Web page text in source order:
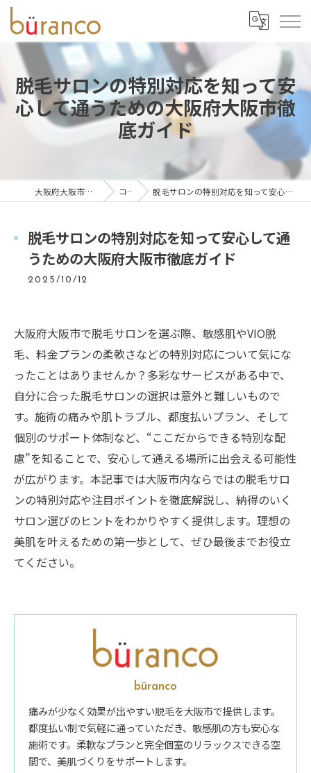
脱毛サロンの特別対応を知って安
心して通うための大阪府大阪市徹
底ガイド
大阪府大阪市の脱毛ならbüranco コラム 脱毛サロンの特別対応を知って安心して通うための大阪府大阪市徹底ガイド
脱毛サロンの特別対応を知って安心して通
うための大阪府大阪市徹底ガイド
2025/10/12
大阪府大阪市で脱毛サロンを選ぶ際、敏感肌やVIO脱
毛、料金プランの柔軟さなどの特別対応について気にな
ったことはありませんか？多彩なサービスがある中で、
自分に合った脱毛サロンの選択は意外と難しいもので
す。施術の痛みや肌トラブル、都度払いプラン、そして
個別のサポート体制など、“ここだからできる特別な配
慮”を知ることで、安心して通える場所に出会える可能性
が広がります。本記事では大阪市内ならではの脱毛サロ
ンの特別対応や注目ポイントを徹底解説し、納得のいく
サロン選びのヒントをわかりやすく提供します。理想の
美肌を叶えるための第一歩として、ぜひ最後までお役立
てください。
büranco
痛みが少なく効果が出やすい脱毛を大阪市で提供します。
都度払い制で気軽に通っていただき、敏感肌の方も安心な
施術です。柔軟なプランと完全個室のリラックスできる空
間で、美肌づくりをサポートします。